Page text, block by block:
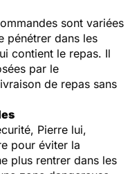
sont variées
pénétrer dans les
contient le repas. Il
par le
de repas sans
Pierre lui,
pour éviter la
plus rentrer dans les